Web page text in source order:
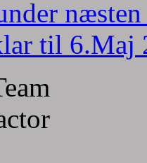
til 6.Maj